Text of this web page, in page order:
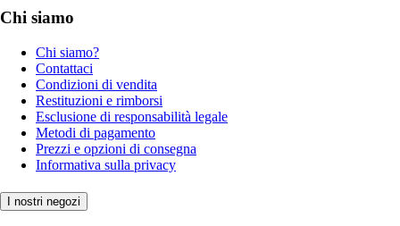
Chi siamo
Chi siamo?
Contattaci
Condizioni di vendita
Restituzioni e rimborsi
Esclusione di responsabilità legale
Metodi di pagamento
Prezzi e opzioni di consegna
Informativa sulla privacy
I nostri negozi